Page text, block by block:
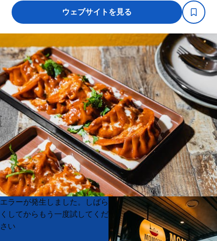
ウェブサイトを見る
Product
List
Product
List
エラーが発生しました。しばら
くしてからもう一度試してくだ
さい